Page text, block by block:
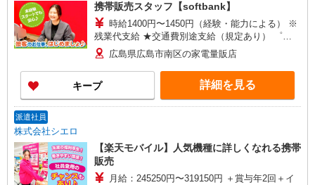
携帯販売スタッフ【softbank】
時給1400円〜1450円（経験・能力による） ※
残業代支給 ★交通費別途支給（規定あり） ゜
+゜・。○。・゜+゜・。○。・゜+゜ 入社祝い金10
万円支給(規定有) お友達を紹介頂くと, インセンテ
ィブ支給(規定有) ★月2回払い・週払い可能（規程
有）★ ゜・。○。・゜+゜・。○。・゜+゜
広島県広島市南区の家電量販店
キープ 詳細を見る
派遣社員
株式会社シエロ
【楽天モバイル】人気機種に詳しくなれる携帯
販売
月給：245250円〜319150円 ＋賞与年2回＋イ